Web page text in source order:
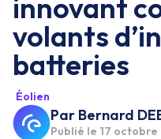
innovant
volants
batteries
Éolien
Par Bernard
Publié le 17 octobre